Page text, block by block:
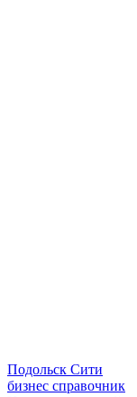
Подольск Сити
бизнес справочник